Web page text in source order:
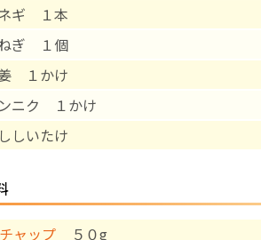
ギ １本
ぎ １個
１かけ
ニク １かけ
しいたけ
ャップ ５０g
医師プロフ
English